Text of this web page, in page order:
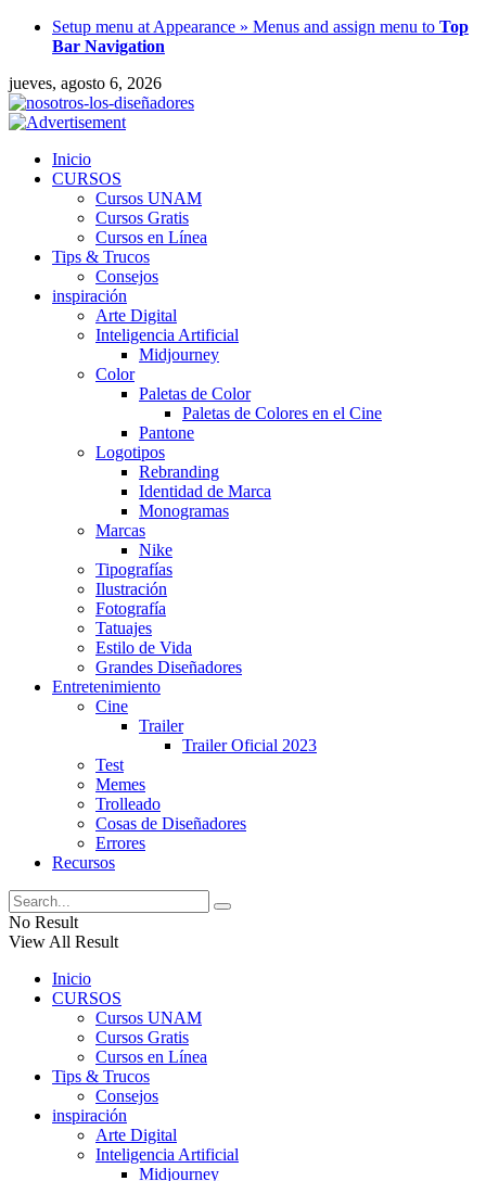
Setup menu at Appearance » Menus and assign menu to Top
Bar Navigation
jueves, agosto 6, 2026
Inicio
CURSOS
Cursos UNAM
Cursos Gratis
Cursos en Línea
Tips & Trucos
Consejos
inspiración
Arte Digital
Inteligencia Artificial
Midjourney
Color
Paletas de Color
Paletas de Colores en el Cine
Pantone
Logotipos
Rebranding
Identidad de Marca
Monogramas
Marcas
Nike
Tipografías
Ilustración
Fotografía
Tatuajes
Estilo de Vida
Grandes Diseñadores
Entretenimiento
Cine
Trailer
Trailer Oficial 2023
Test
Memes
Trolleado
Cosas de Diseñadores
Errores
Recursos
No Result
View All Result
Inicio
CURSOS
Cursos UNAM
Cursos Gratis
Cursos en Línea
Tips & Trucos
Consejos
inspiración
Arte Digital
Inteligencia Artificial
Midjourney